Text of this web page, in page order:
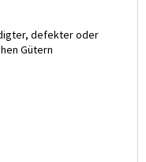
defekter oder
Gütern